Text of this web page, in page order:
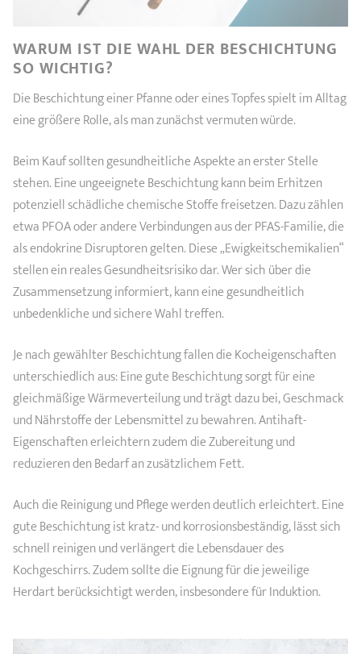
WARUM IST DIE WAHL DER BESCHICHTUNG
SO WICHTIG?
Die Beschichtung einer Pfanne oder eines Topfes spielt im Alltag
eine größere Rolle, als man zunächst vermuten würde.
Beim Kauf sollten gesundheitliche Aspekte an erster Stelle
stehen. Eine ungeeignete Beschichtung kann beim Erhitzen
potenziell schädliche chemische Stoffe freisetzen. Dazu zählen
etwa PFOA oder andere Verbindungen aus der PFAS-Familie, die
als endokrine Disruptoren gelten. Diese „Ewigkeitschemikalien“
stellen ein reales Gesundheitsrisiko dar. Wer sich über die
Zusammensetzung informiert, kann eine gesundheitlich
unbedenkliche und sichere Wahl treffen.
Je nach gewählter Beschichtung fallen die Kocheigenschaften
unterschiedlich aus: Eine gute Beschichtung sorgt für eine
gleichmäßige Wärmeverteilung und trägt dazu bei, Geschmack
und Nährstoffe der Lebensmittel zu bewahren. Antihaft-
Eigenschaften erleichtern zudem die Zubereitung und
reduzieren den Bedarf an zusätzlichem Fett.
Auch die Reinigung und Pflege werden deutlich erleichtert. Eine
gute Beschichtung ist kratz- und korrosionsbeständig, lässt sich
schnell reinigen und verlängert die Lebensdauer des
Kochgeschirrs. Zudem sollte die Eignung für die jeweilige
Herdart berücksichtigt werden, insbesondere für Induktion.